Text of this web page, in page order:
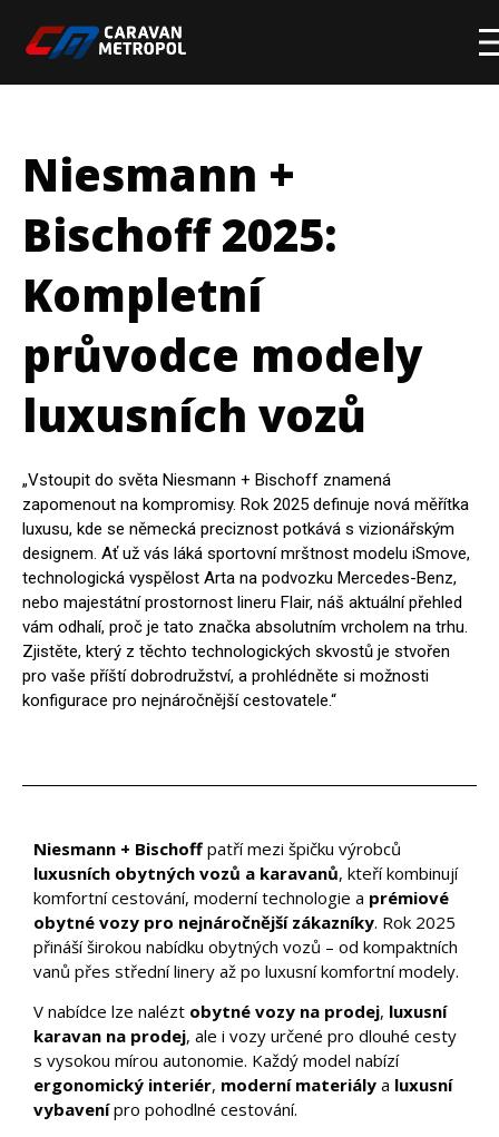
Značky a modely
Skladové obytné vozy
Skladové přívěsy
Komisní obytné vozy a přívěsy
Servis
Prodejna
Show room
Film servis
Blog
O nás
Kontakty
Niesmann +
Bischoff 2025:
Kompletní
průvodce modely
luxusních vozů
„Vstoupit do světa Niesmann + Bischoff znamená
zapomenout na kompromisy. Rok 2025 definuje nová měřítka
luxusu, kde se německá preciznost potkává s vizionářským
designem. Ať už vás láká sportovní mrštnost modelu iSmove,
technologická vyspělost Arta na podvozku Mercedes-Benz,
nebo majestátní prostornost lineru Flair, náš aktuální přehled
vám odhalí, proč je tato značka absolutním vrcholem na trhu.
Zjistěte, který z těchto technologických skvostů je stvořen
pro vaše příští dobrodružství, a prohlédněte si možnosti
konfigurace pro nejnáročnější cestovatele.“
Niesmann + Bischoff patří mezi špičku výrobců
luxusních obytných vozů a karavanů, kteří kombinují
komfortní cestování, moderní technologie a prémiové
obytné vozy pro nejnáročnější zákazníky. Rok 2025
přináší širokou nabídku obytných vozů – od kompaktních
vanů přes střední linery až po luxusní komfortní modely.
V nabídce lze nalézt obytné vozy na prodej, luxusní
karavan na prodej, ale i vozy určené pro dlouhé cesty
s vysokou mírou autonomie. Každý model nabízí
ergonomický interiér, moderní materiály a luxusní
vybavenípro pohodlné cestování.